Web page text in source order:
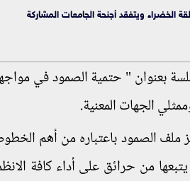
الخضراء ويتفقد أجنحة الجامعات المشاركة
بعنوان " حتمية الصمود في
الجهات المعنية.
الصمود باعتباره من أهم
يتبعها من حرائق على أداء كافة